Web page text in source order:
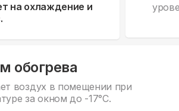
на охлаждение и
обогрева
воздух в помещении при
за окном до -17°С.